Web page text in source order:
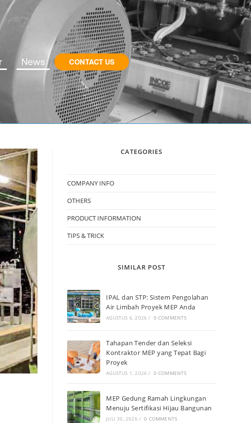
News CONTACT US
CATEGORIES
COMPANY INFO
OTHERS
PRODUCT INFORMATION
TIPS & TRICK
SIMILAR POST
IPAL dan STP: Sistem Pengolahan
Air Limbah Proyek MEP Anda
AGUSTUS 6, 2026 / 0 COMMENTS
Tahapan Tender dan Seleksi
Kontraktor MEP yang Tepat Bagi
Proyek
AGUSTUS 1, 2026 / 0 COMMENTS
MEP Gedung Ramah Lingkungan
Menuju Sertifikasi Hijau Bangunan
JULI 30, 2026 / 0 COMMENTS